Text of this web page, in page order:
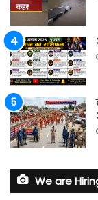
We are